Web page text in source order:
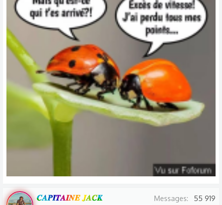
𝑪𝑨𝑷𝑰𝑻𝑨𝑰𝑵𝑬 𝑱𝑨𝑪𝑲 Messages
55 919